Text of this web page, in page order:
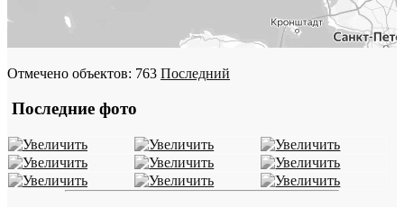
Отмечено объектов: 763 Последний
Последние фото